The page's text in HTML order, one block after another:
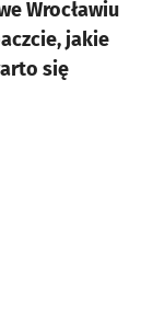
Wrocławiu
jakie
się